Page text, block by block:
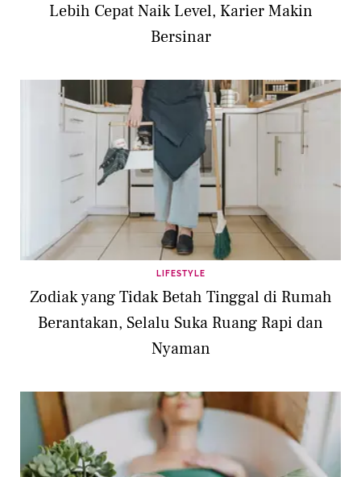
Lebih Cepat Naik Level, Karier Makin
Bersinar
LIFESTYLE
Zodiak yang Tidak Betah Tinggal di Rumah
Berantakan, Selalu Suka Ruang Rapi dan
Nyaman